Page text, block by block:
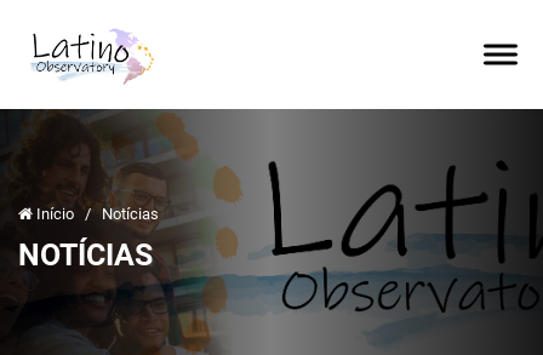
Início / Notícias
NOTÍCIAS